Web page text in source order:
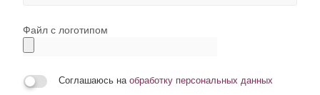
Файл с логотипом
Соглашаюсь на обработку персональных данных